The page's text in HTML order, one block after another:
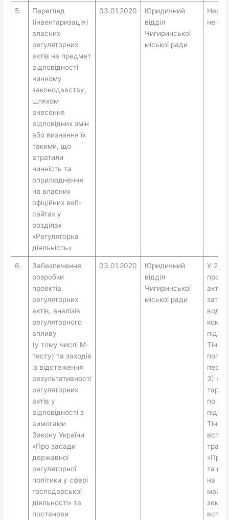
5.
Перегляд
(інвентаризація)
власних
регуляторних
актів на предмет
відповідності
чинному
законодавству,
шляхом
внесення
відповідних змін
або визнання їх
такими, що
втратили
чинність та
оприлюднення
на власних
офіційних веб-
сайтах у
розділах
«Регуляторна
діяльність»
03.01.2020
Юридичний
відділ
Чигиринської
міської ради
не
6.
Забезпечення
розробки
проектів
регуляторних
актів, аналізів
регуляторного
впливу
(у тому числі М-
тесту) та заходів
із відстеження
результативності
регуляторних
актів у
відповідності з
вимогами
Закону України
«Про засади
державної
регуляторної
політики у сфері
господарської
діяльності» та
постанови
03.01.2020
Юридичний
відділ
Чигиринської
міської ради
У
3)
по
«Про
та
на